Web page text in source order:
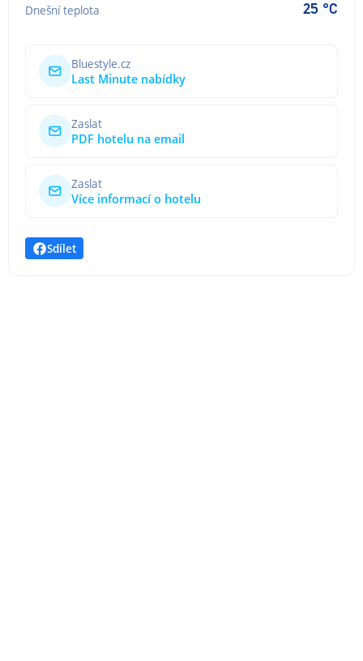
Dnešní teplota 25 °C
Bluestyle.cz
Last Minute nabídky
Zaslat
PDF hotelu na email
Zaslat
Více informací o hotelu
Sdílet